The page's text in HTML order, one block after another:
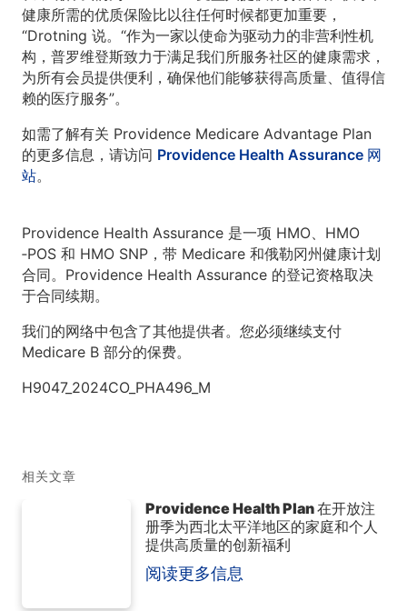
健康所需的优质保险比以往任何时候都更加重要，
“Drotning 说。“作为一家以使命为驱动力的非营利性机
构，普罗维登斯致力于满足我们所服务社区的健康需求，
为所有会员提供便利，确保他们能够获得高质量、值得信
赖的医疗服务”。
如需了解有关 Providence Medicare Advantage Plan
的更多信息，请访问 Providence Health Assurance 网
站。
Providence Health Assurance 是一项 HMO、HMO
‐POS 和 HMO SNP，带 Medicare 和俄勒冈州健康计划
合同。Providence Health Assurance 的登记资格取决
于合同续期。
我们的网络中包含了其他提供者。您必须继续支付
Medicare B 部分的保费。
H9047_2024CO_PHA496_M
相关文章
Providence Health Plan 在开放注
册季为西北太平洋地区的家庭和个人
提供高质量的创新福利
阅读更多信息